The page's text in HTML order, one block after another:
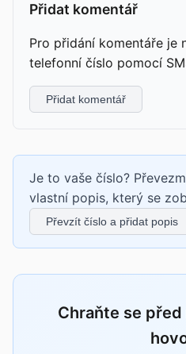
Přidat komentář
Pro přidání komentáře je
telefonní číslo pomocí
Přidat komentář
Je to vaše číslo?
vlastní popis, který se
Převzít číslo a přidat popis
Chraňte se